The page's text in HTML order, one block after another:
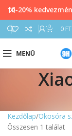
0 0 FT
MENÜ
Kezdőlap Okosóra
Összesen 1 találat
10-20%